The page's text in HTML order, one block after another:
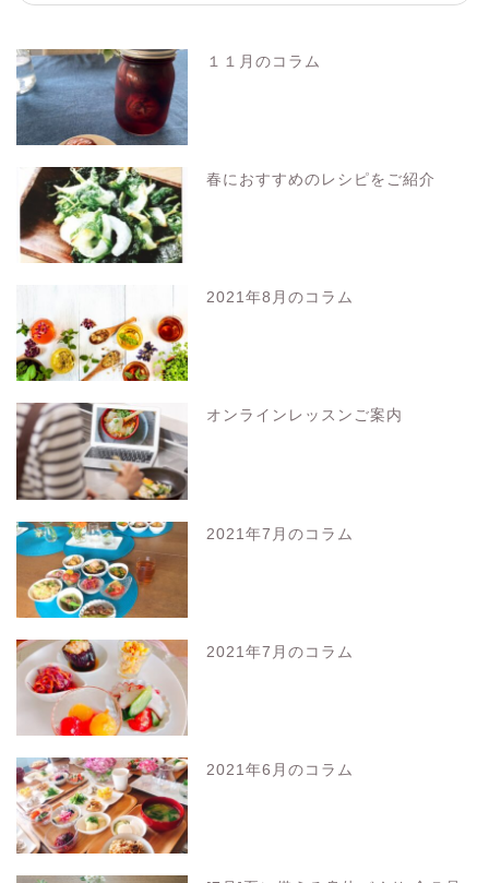
１１月のコラム
春におすすめのレシピをご紹介
2021年8月のコラム
オンラインレッスンご案内
2021年7月のコラム
2021年7月のコラム
2021年6月のコラム